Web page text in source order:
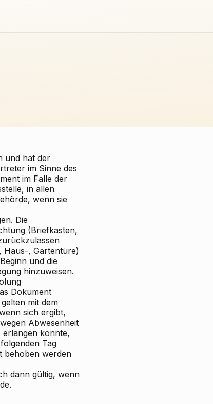
und hat der
im Sinne des
im Falle der
in allen
wenn sie
Die
(Briefkasten,
Haus-, Gartentüre)
und die
hinzuweisen.
Dokument
mit dem
sich ergibt,
Abwesenheit
erlangen konnte,
Tag
behoben werden
dann gültig, wenn